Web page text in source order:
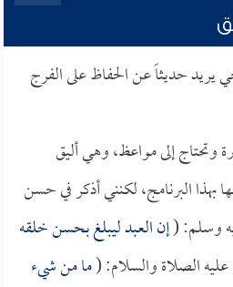
يريد حديثاً عن الحفاظ على الفرج
إلى مواعظ، وهي أليق
البرنامج، لكنني أذكر في حسن
وسلم: (إن العبد ليبلغ بحسن خلقه
الصلاة والسلام: (ما من شيء